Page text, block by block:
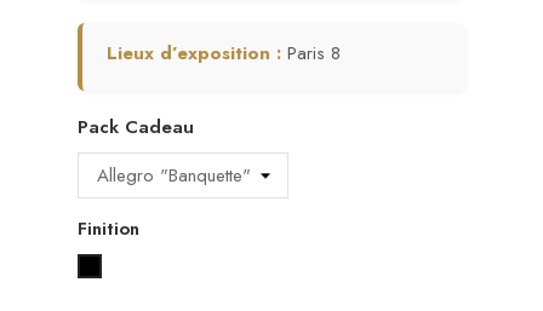
Lieux d’exposition : Paris 8
Pack Cadeau
Finition